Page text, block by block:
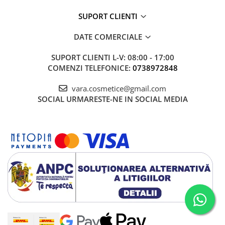
SUPORT CLIENTI
DATE COMERCIALE
SUPORT CLIENTI L-V: 08:00 - 17:00
COMENZI TELEFONICE: 0738972848
vara.cosmetice@gmail.com
SOCIAL URMARESTE-NE IN SOCIAL MEDIA